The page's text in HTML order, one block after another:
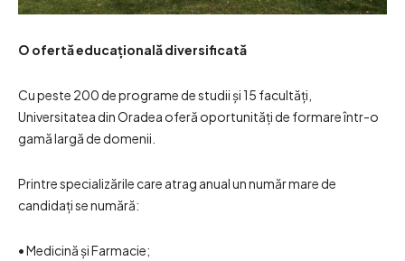
O ofertă educațională diversificată
Cu peste 200 de programe de studii și 15 facultăți,
Universitatea din Oradea oferă oportunități de formare într-o
gamă largă de domenii.
Printre specializările care atrag anual un număr mare de
candidați se numără:
• Medicină și Farmacie;